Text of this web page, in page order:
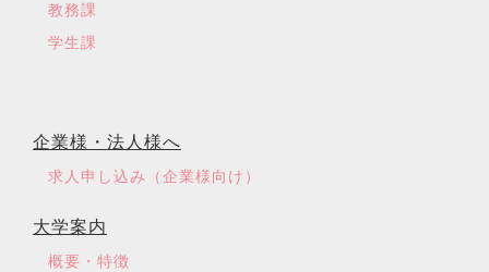
教務課
学生課
企業様・法人様へ
求人申し込み（企業様向け）
大学案内
概要・特徴